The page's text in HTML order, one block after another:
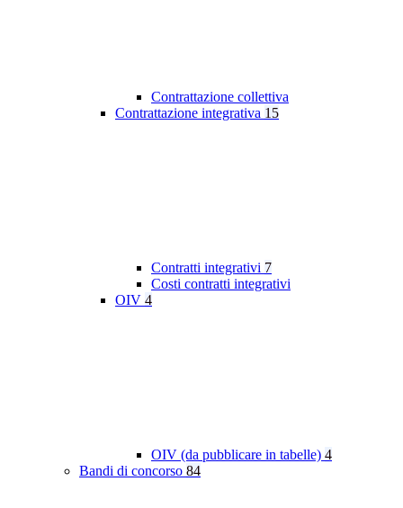
Contrattazione collettiva
Contrattazione integrativa 15
Contratti integrativi 7
Costi contratti integrativi
OIV 4
OIV (da pubblicare in tabelle) 4
Bandi di concorso 84